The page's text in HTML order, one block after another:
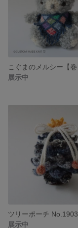
展示中
ツリーポーチ No.1903
展示中